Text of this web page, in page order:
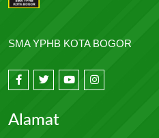
SMA YPHB KOTA BOGOR
Alamat